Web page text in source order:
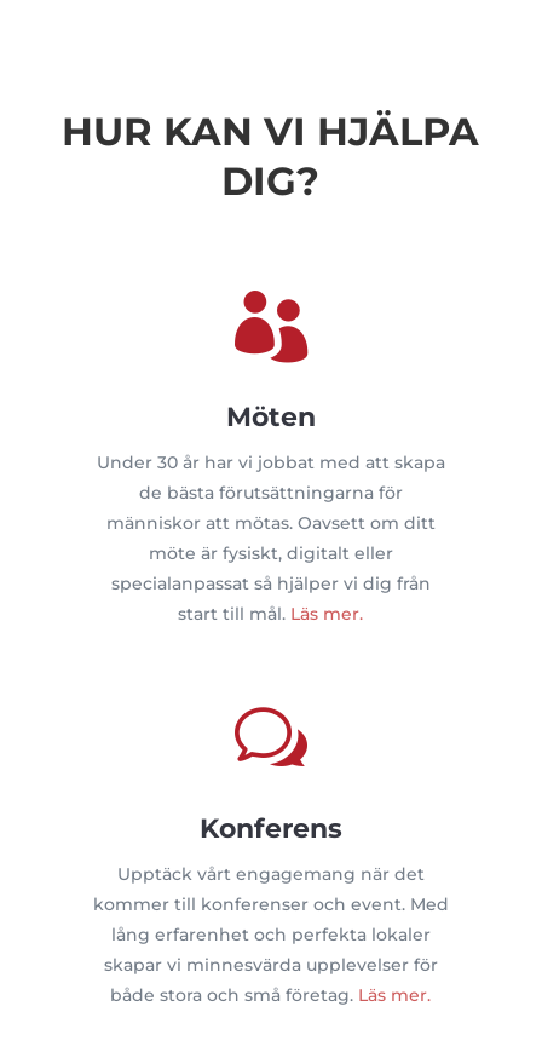
HUR KAN VI HJÄLPA
DIG?

Möten
Under 30 år har vi jobbat med att skapa
de bästa förutsättningarna för
människor att mötas. Oavsett om ditt
möte är fysiskt, digitalt eller
specialanpassat så hjälper vi dig från
start till mål. Läs mer.
w
Konferens
Upptäck vårt engagemang när det
kommer till konferenser och event. Med
lång erfarenhet och perfekta lokaler
skapar vi minnesvärda upplevelser för
både stora och små företag. Läs mer.